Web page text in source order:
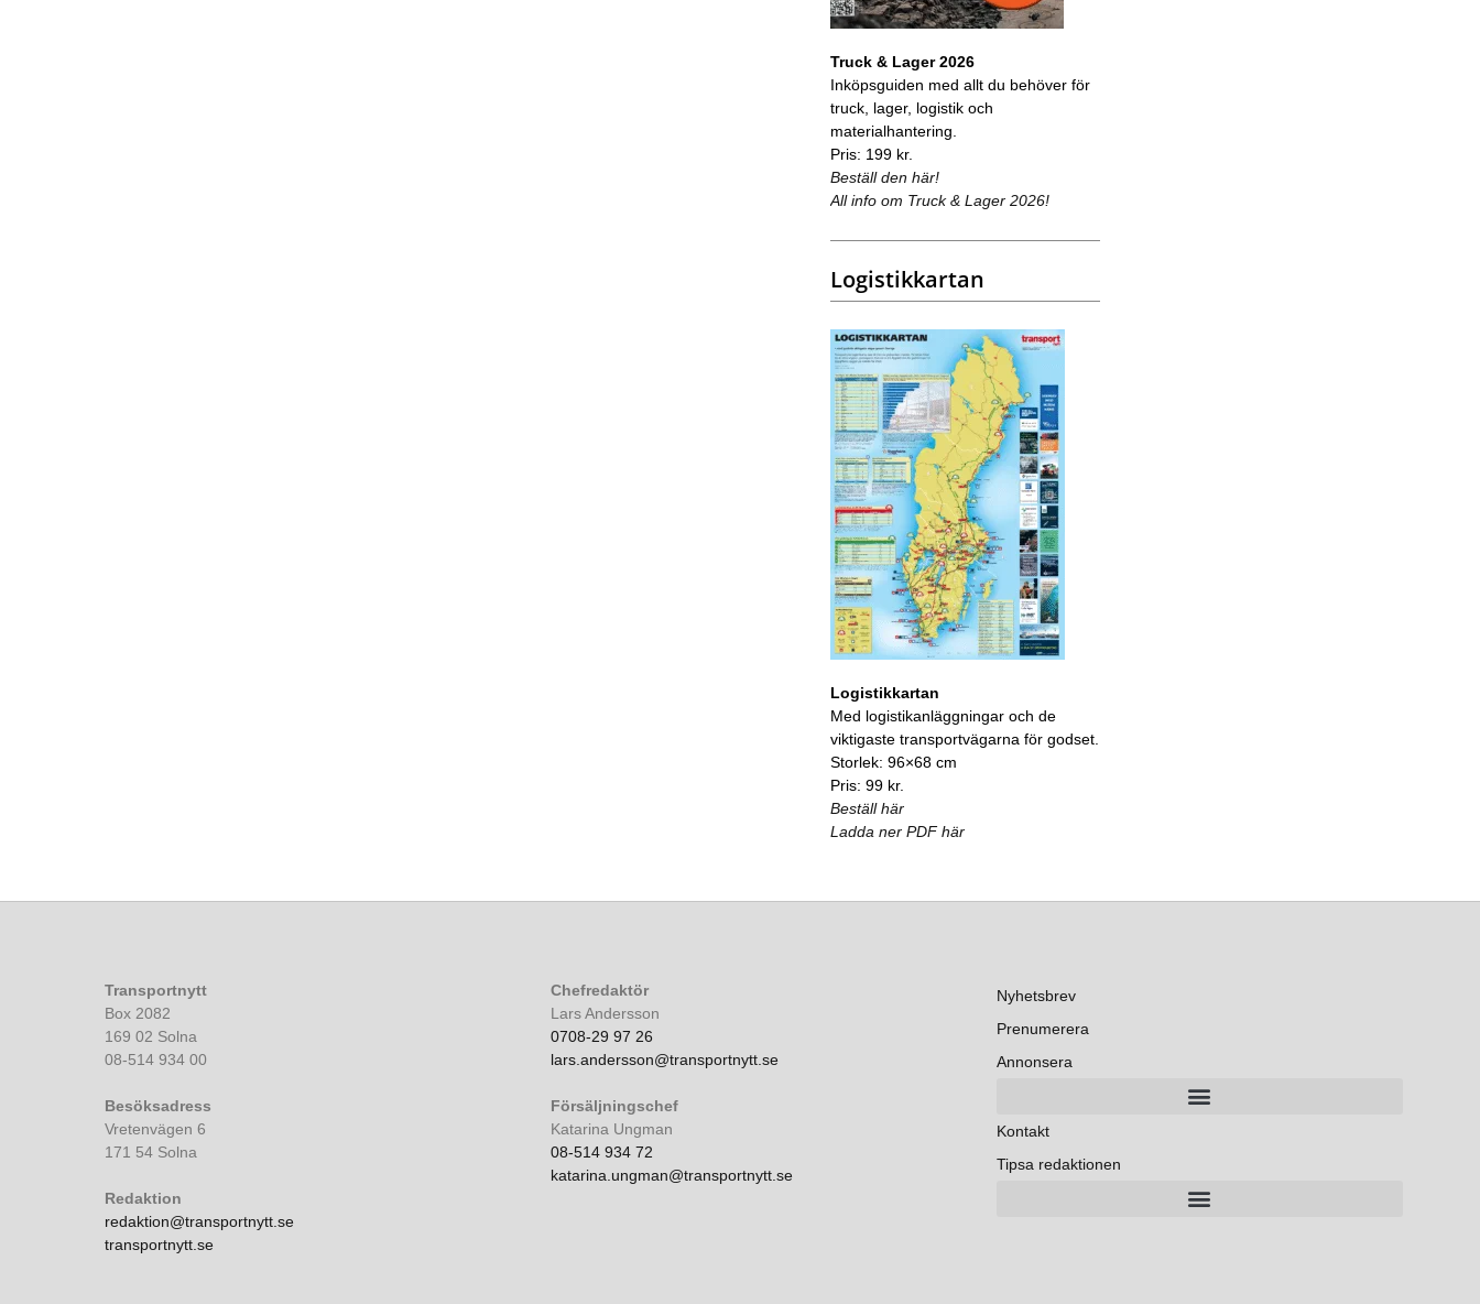
Truck & Lager 2026
Inköpsguiden med allt du behöver för
truck, lager, logistik och
materialhantering.
Pris: 199 kr.
Beställ den här!
All info om Truck & Lager 2026!
Logistikkartan
Logistikkartan
Med logistikanläggningar och de
viktigaste transportvägarna för godset.
Storlek: 96×68 cm
Pris: 99 kr.
Beställ här
Ladda ner PDF här
Transportnytt
Box 2082
169 02 Solna
08-514 934 00
Besöksadress
Vretenvägen 6
171 54 Solna
Redaktion
redaktion@transportnytt.se
transportnytt.se
Chefredaktör
Lars Andersson
0708-29 97 26
lars.andersson@transportnytt.se
Försäljningschef
Katarina Ungman
08-514 934 72
katarina.ungman@transportnytt.se
Nyhetsbrev
Prenumerera
Annonsera
Kontakt
Tipsa redaktionen